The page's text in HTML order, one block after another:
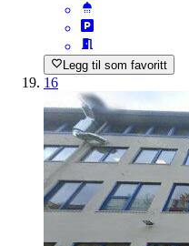
Legg til som favoritt
16